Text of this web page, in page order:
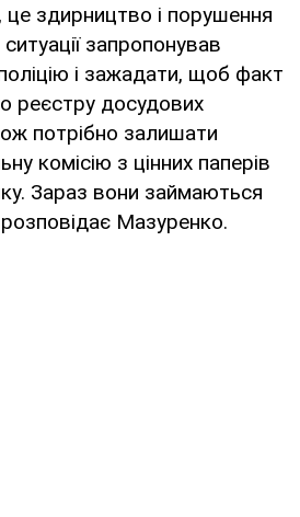
це здирництво і порушення
запропонував
і зажадати, щоб факт
реєстру досудових
потрібно залишати
комісію з цінних паперів
Зараз вони займаються
Мазуренко.